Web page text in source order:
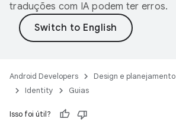
traduções com IA podem ter erros.
Android Developers Design e planejamento
Identity
Guias
Isso foi útil?